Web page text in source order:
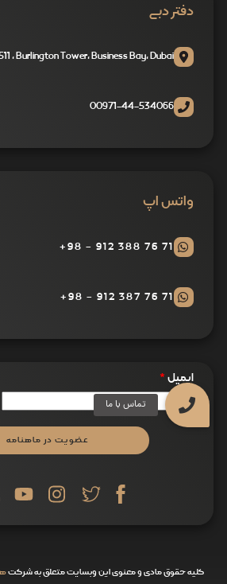
دفتر دبی
, Burlington Tower, Business Bay, Dubai
00971-44-534066
واتس اپ
71 76 388 912 - 98+
71 76 387 912 - 98+
ایمیل *
عضویت در ماهنامه
کلیه حقوق مادی و معنوی این وبسایت متعلق به شرکت